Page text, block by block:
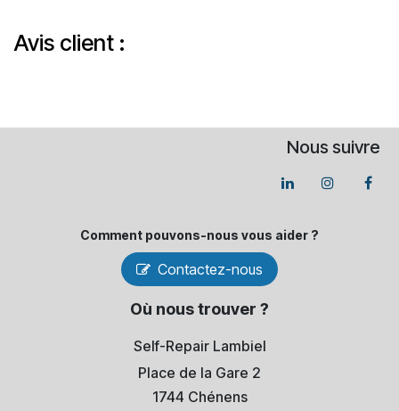
Avis client :
Nous suivre
Comment pouvons-​nous vous aider ?
Contactez-nous
Où nous trouver ?
Self-Repair Lambiel
Place de la Gare 2
1744 Chénens